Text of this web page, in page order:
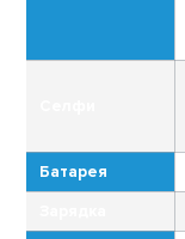
Батарея